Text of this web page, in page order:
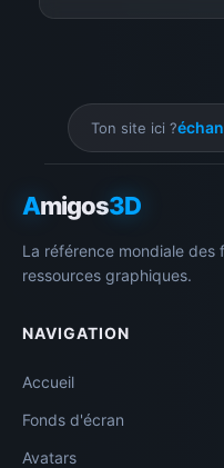
Ton site ici ?
Amigos3D
La référence mondiale des
ressources graphiques.
NAVIGATION
Accueil
Fonds d'écran
Avatars